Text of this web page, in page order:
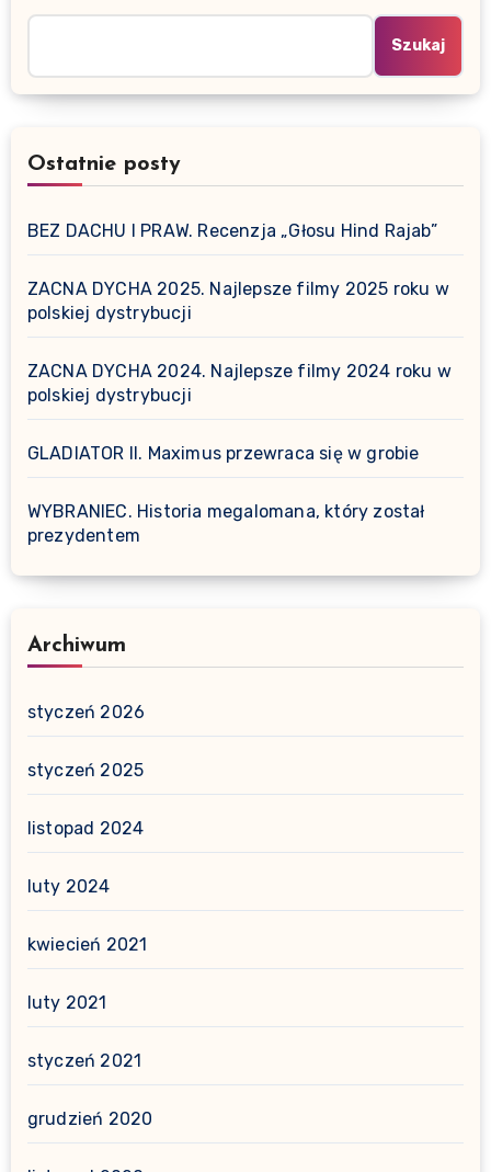
Szukaj
Ostatnie posty
BEZ DACHU I PRAW. Recenzja „Głosu Hind Rajab”
ZACNA DYCHA 2025. Najlepsze filmy 2025 roku w
polskiej dystrybucji
ZACNA DYCHA 2024. Najlepsze filmy 2024 roku w
polskiej dystrybucji
GLADIATOR II. Maximus przewraca się w grobie
WYBRANIEC. Historia megalomana, który został
prezydentem
Archiwum
styczeń 2026
styczeń 2025
listopad 2024
luty 2024
kwiecień 2021
luty 2021
styczeń 2021
grudzień 2020